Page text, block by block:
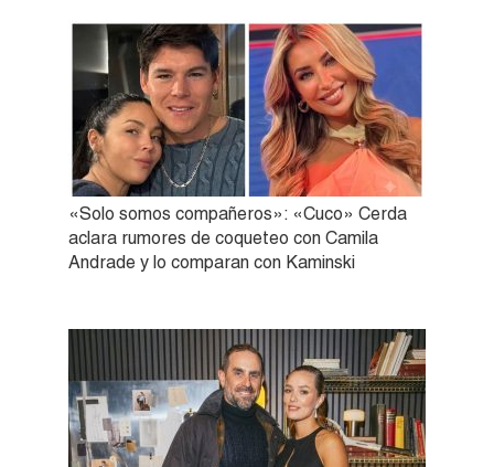
«Solo somos compañeros»: «Cuco» Cerda
aclara rumores de coqueteo con Camila
Andrade y lo comparan con Kaminski